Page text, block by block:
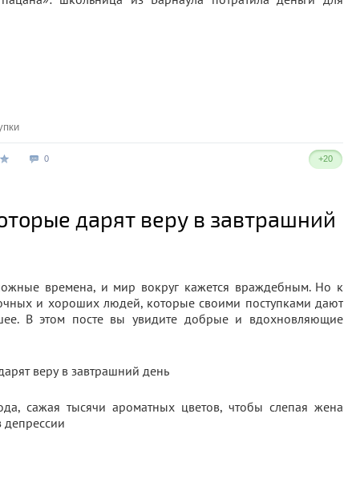
0 +20
дарят веру в завтрашний
времена, и мир вокруг кажется враждебным. Но к
и хороших людей, которые своими поступками дают
В этом посте вы увидите добрые и вдохновляющие
сажая тысячи ароматных цветов, чтобы слепая жена
депрессии